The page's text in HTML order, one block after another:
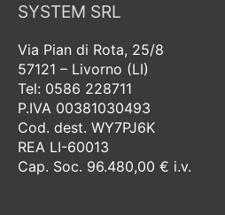
SYSTEM SRL
Via Pian di Rota, 25/8
57121 – Livorno (LI)
Tel: 0586 228711
P.IVA 00381030493
Cod. dest. WY7PJ6K
REA LI-60013
Cap. Soc. 96.480,00 € i.v.